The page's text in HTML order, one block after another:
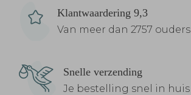
Klantwaardering 9,3
Van meer dan 2757 ouders
Snelle verzending
Je bestelling snel in huis